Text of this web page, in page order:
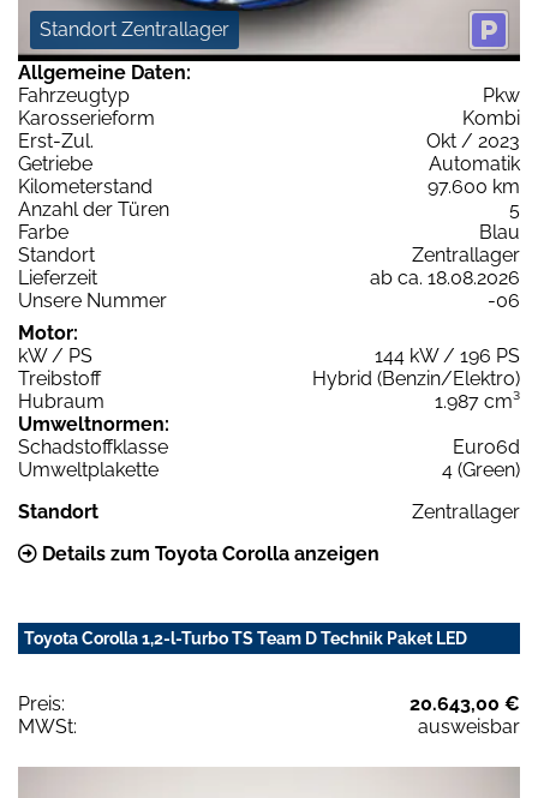
Standort Zentrallager
Allgemeine Daten:
Fahrzeugtyp
Pkw
Karosserieform
Kombi
Erst-Zul.
Okt / 2023
Getriebe
Automatik
Kilometerstand
97.600 km
Anzahl der Türen
5
Farbe
Blau
Standort
Zentrallager
Lieferzeit
ab ca. 18.08.2026
Unsere Nummer
-06
Motor:
kW / PS
144 kW / 196 PS
Treibstoff
Hybrid (Benzin/Elektro)
Hubraum
1.987 cm³
Umweltnormen:
Schadstoffklasse
Euro6d
Umweltplakette
4 (Green)
Standort
Zentrallager
Details zum Toyota Corolla anzeigen
Toyota Corolla 1,2-l-Turbo TS Team D Technik Paket LED
Preis:
20.643,00 €
MWSt:
ausweisbar